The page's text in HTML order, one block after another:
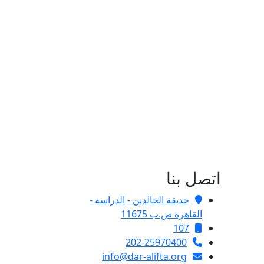
اتصل بنا
حديقة الخالدين - الدراسة -
القاهرة ص.ب 11675
107
202-25970400
info@dar-alifta.org